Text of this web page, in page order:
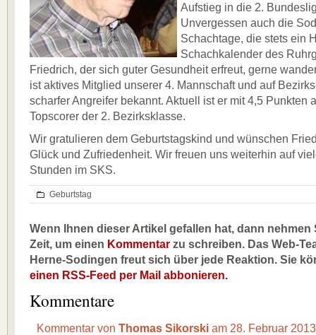
Aufstieg in die 2.
Unvergessen auch die
Schachtage, die stets ein
Schachkalender des
Friedrich, der sich guter Gesundheit erfreut, gerne
ist aktives Mitglied unserer 4. Mannschaft und auf
scharfer Angreifer bekannt. Aktuell ist er mit 4,5 Punkten
Topscorer der 2. Bezirksklasse.
Wir gratulieren dem Geburtstagskind und wünschen
Glück und Zufriedenheit. Wir freuen uns weiterhin auf
Stunden im SKS.
Geburtstag
Wenn Ihnen dieser Artikel gefallen hat, dann nehmen
Zeit, um einen Kommentar zu schreiben. Das Web-
Herne-Sodingen freut sich über jede Reaktion. Sie
einen RSS-Feed per Mail abbonieren.
Kommentare
Kommentar von Thomas Sikorski am 28. Februar